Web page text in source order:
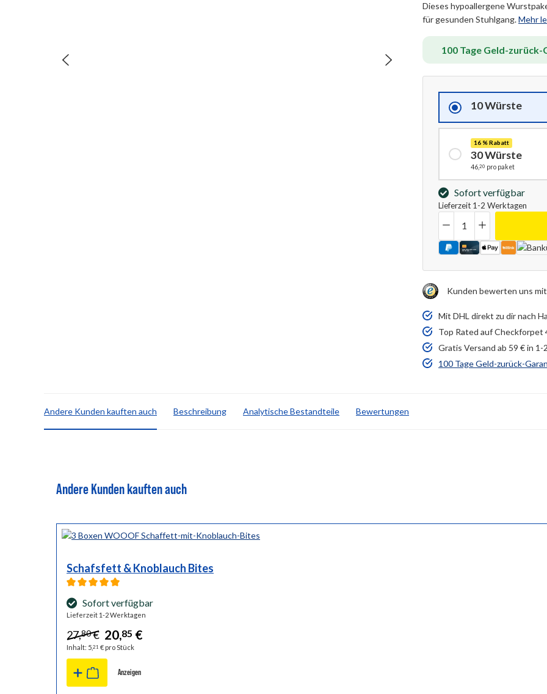
Dieses hypoallergene
für gesunden Stuhlgang.Mehr
100 Tage Geld-
Sofort verfügbar
Lieferzeit 1-2 Werktagen
10 Würste
16 % Rabatt
30 Würste
46, 20 pro paket
Kunden bewerten uns
Mit DHL direkt zu dir nach
Top Rated auf Checkforpet
Gratis Versand ab 59 € in
100 Tage Geld-zurück-
Andere Kunden kauften auch Beschreibung Analytische Bestandteile Bewertungen
Andere Kunden kauften auch
Schafsfett & Knoblauch Bites
Sofort verfügbar
Lieferzeit 1-2 Werktagen
20,85 €
27,80€
Inhalt: 5, 21 € pro Stück
Anzeigen